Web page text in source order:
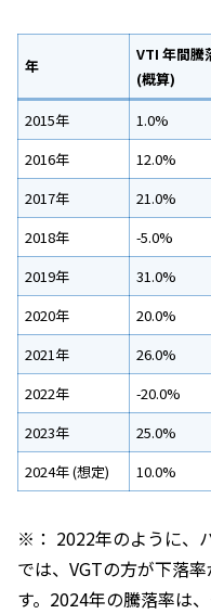
年
VTI 年間騰
(概算)
2015年
1.0%
2016年
12.0%
2017年
21.0%
2018年
-5.0%
2019年
31.0%
2020年
20.0%
2021年
26.0%
2022年
-20.0%
2023年
25.0%
2024年 (想定)
10.0%
※： 2022年のように、
では、VGTの方が下落
す。2024年の騰落率は